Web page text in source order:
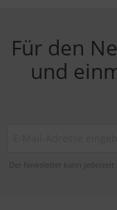
Für den
und
Der Newsletter kann